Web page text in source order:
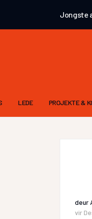
Jongste
Ryno Du
LEDE PROJEKTE &
deur
vir